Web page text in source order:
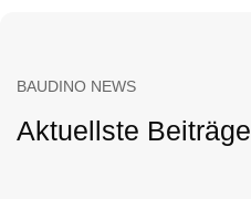
BAUDINO NEWS
Aktuellste Beiträge